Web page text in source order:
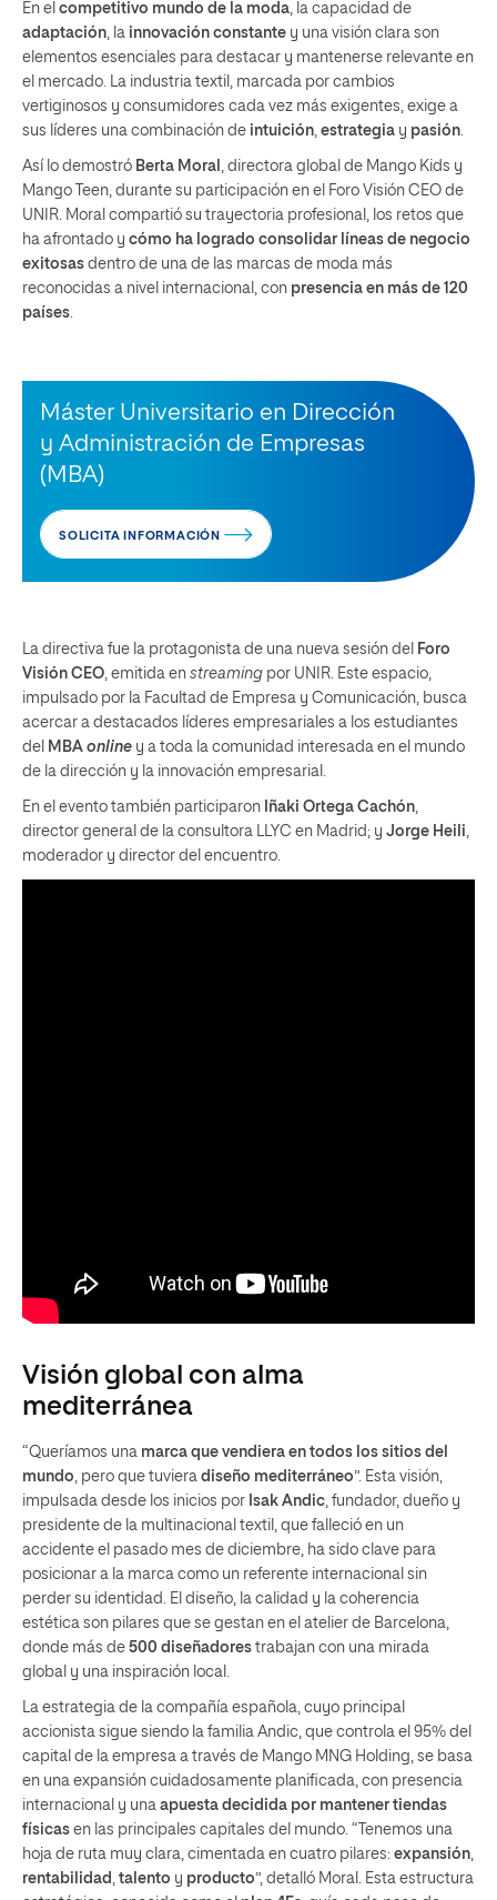
En el competitivo mundo de la moda, la capacidad de
adaptación, la innovación constante y una visión clara son
elementos esenciales para destacar y mantenerse relevante en
el mercado. La industria textil, marcada por cambios
vertiginosos y consumidores cada vez más exigentes, exige a
sus líderes una combinación de intuición, estrategia y pasión.
Así lo demostró Berta Moral , directora global de Mango Kids y
Mango Teen, durante su participación en el Foro Visión CEO de
UNIR. Moral compartió su trayectoria profesional, los retos que
ha afrontado y cómo ha logrado consolidar líneas de negocio
exitosas dentro de una de las marcas de moda más
reconocidas a nivel internacional, con presencia en más de 120
países.
Máster Universitario en Dirección
y Administración de Empresas
(MBA)
SOLICITA INFORMACIÓN
La directiva fue la protagonista de una nueva sesión del Foro
Visión CEO, emitida en streaming por UNIR. Este espacio,
impulsado por la Facultad de Empresa y Comunicación, busca
acercar a destacados líderes empresariales a los estudiantes
del MBA online y a toda la comunidad interesada en el mundo
de la dirección y la innovación empresarial.
En el evento también participaron Iñaki Ortega Cachón,
director general de la consultora LLYC en Madrid; y Jorge Heili,
moderador y director del encuentro.
Visión global con alma
mediterránea
“Queríamos una marca que vendiera en todos los sitios del
mundo, pero que tuviera diseño mediterráneo”. Esta visión,
impulsada desde los inicios por Isak Andic, fundador, dueño y
presidente de la multinacional textil, que falleció en un
accidente el pasado mes de diciembre, ha sido clave para
posicionar a la marca como un referente internacional sin
perder su identidad. El diseño, la calidad y la coherencia
estética son pilares que se gestan en el atelier de Barcelona,
donde más de 500 diseñadores trabajan con una mirada
global y una inspiración local.
La estrategia de la compañía española, cuyo principal
accionista sigue siendo la familia Andic, que controla el 95% del
capital de la empresa a través de Mango MNG Holding, se basa
en una expansión cuidadosamente planificada, con presencia
internacional y una apuesta decidida por mantener tiendas
físicas en las principales capitales del mundo. “Tenemos una
hoja de ruta muy clara, cimentada en cuatro pilares: expansión,
rentabilidad, talento y producto”, detalló Moral. Esta estructura